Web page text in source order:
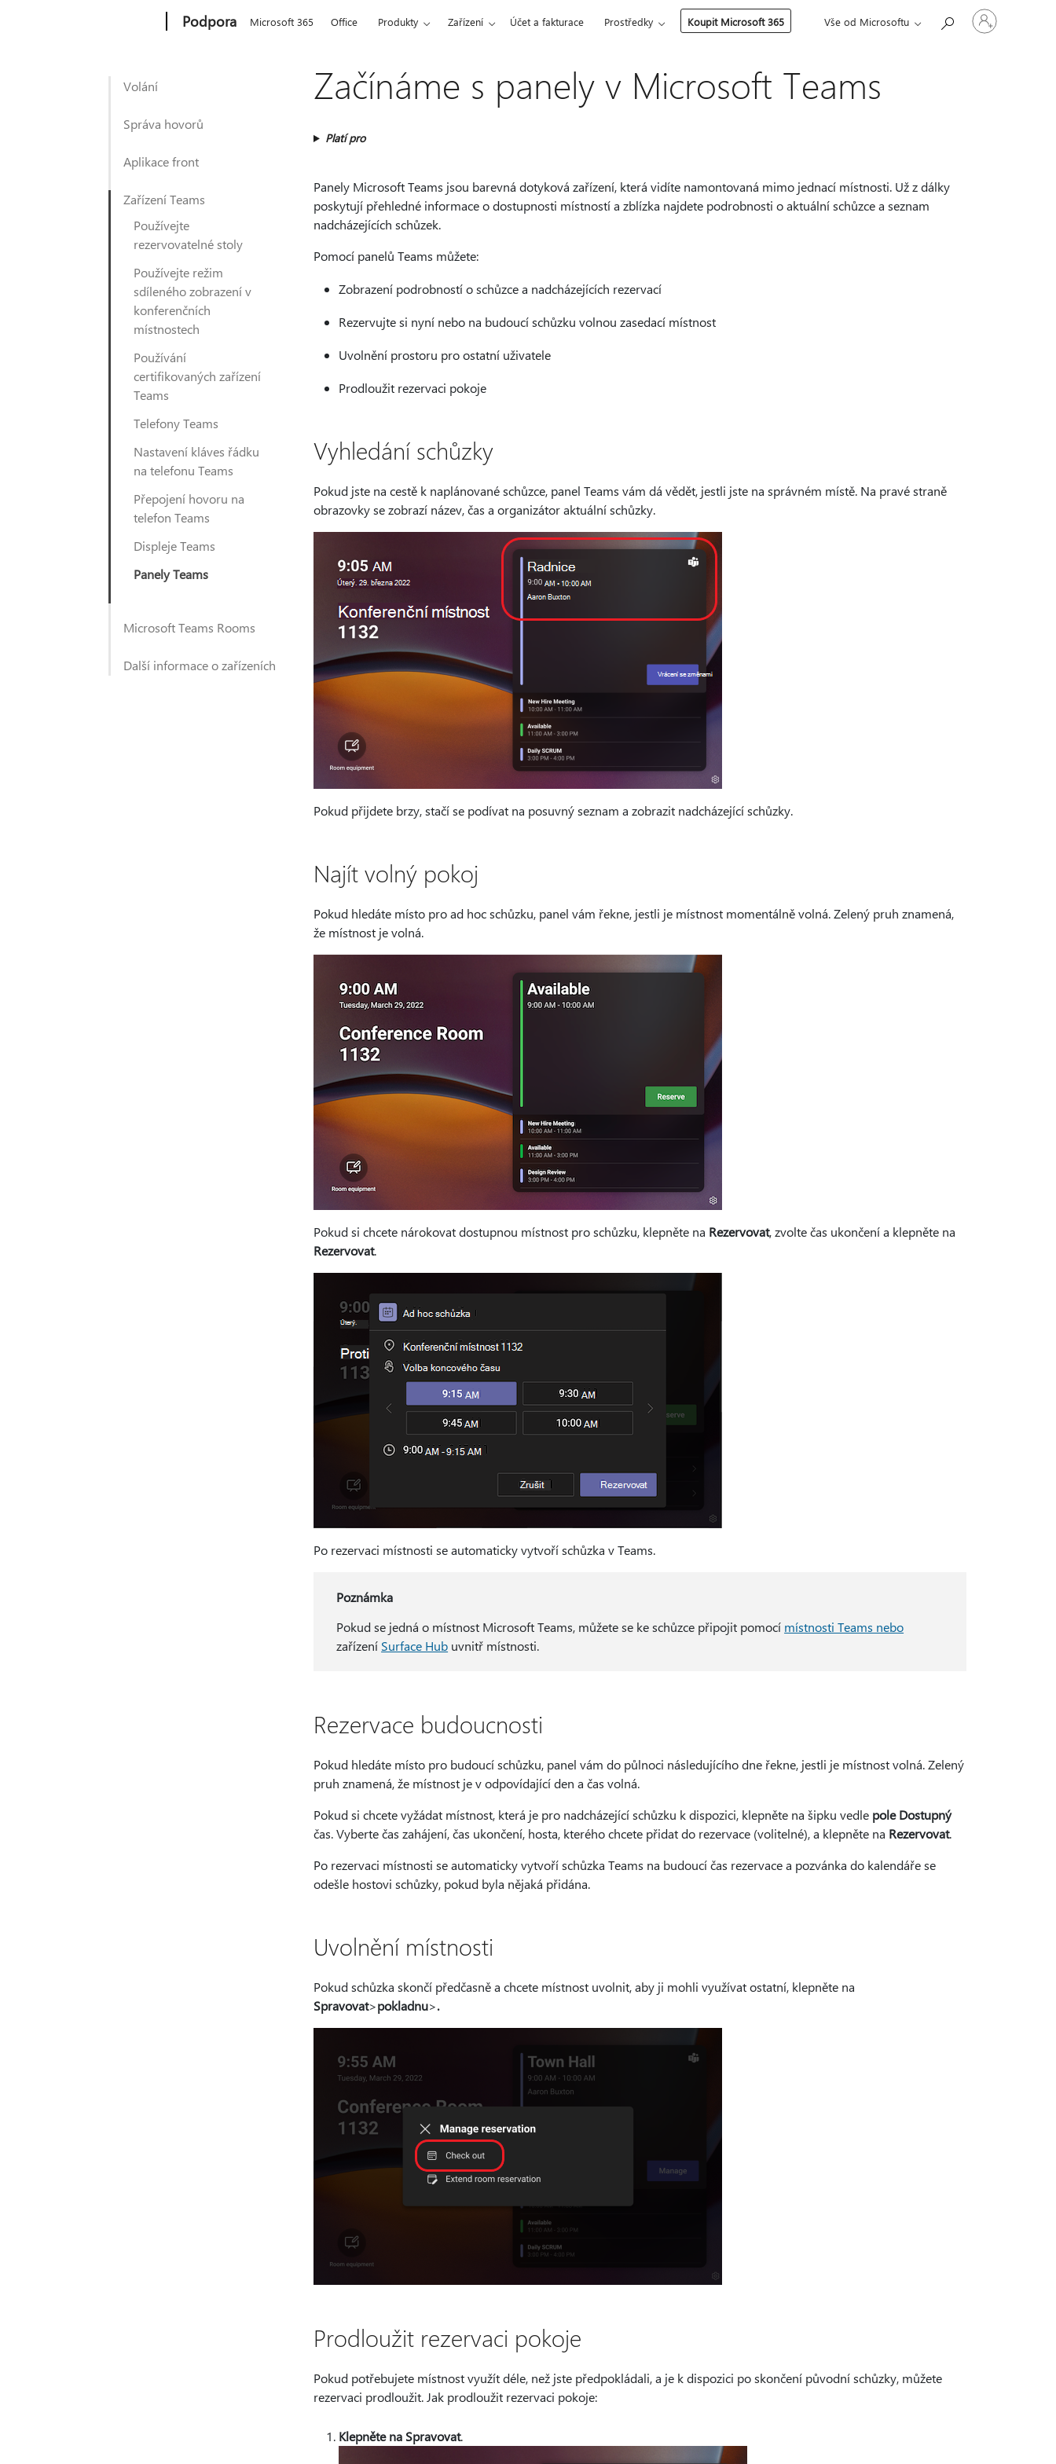
Podpora Microsoft 365 Office Produkty Zařízení Účet a fakturace Prostředky Koupit Microsoft 365 Vše od Microsoftu
Přihlaste
se
Volání
Správa hovorů
Aplikace front
Zařízení Teams
Používejte
rezervovatelné stoly
Používejte režim
sdíleného zobrazení v
konferenčních
místnostech
Používání
certifikovaných zařízení
Teams
Telefony Teams
Nastavení kláves řádku
na telefonu Teams
Přepojení hovoru na
telefon Teams
Displeje Teams
Panely Teams
Microsoft Teams Rooms
Další informace o zařízeních
Začínáme s panely v Microsoft Teams
Platí pro
Panely Microsoft Teams jsou barevná dotyková zařízení, která vidíte namontovaná mimo jednací místnosti. Už z dálky
poskytují přehledné informace o dostupnosti místností a zblízka najdete podrobnosti o aktuální schůzce a seznam
nadcházejících schůzek.
Pomocí panelů Teams můžete:
Zobrazení podrobností o schůzce a nadcházejících rezervací
Rezervujte si nyní nebo na budoucí schůzku volnou zasedací místnost
Uvolnění prostoru pro ostatní uživatele
Prodloužit rezervaci pokoje
Vyhledání schůzky
Pokud jste na cestě k naplánované schůzce, panel Teams vám dá vědět, jestli jste na správném místě. Na pravé straně
obrazovky se zobrazí název, čas a organizátor aktuální schůzky.
Pokud přijdete brzy, stačí se podívat na posuvný seznam a zobrazit nadcházející schůzky.
Najít volný pokoj
Pokud hledáte místo pro ad hoc schůzku, panel vám řekne, jestli je místnost momentálně volná. Zelený pruh znamená,
že místnost je volná.
Pokud si chcete nárokovat dostupnou místnost pro schůzku, klepněte na Rezervovat, zvolte čas ukončení a klepněte na
Rezervovat.
Po rezervaci místnosti se automaticky vytvoří schůzka v Teams.
Poznámka
Pokud se jedná o místnost Microsoft Teams, můžete se ke schůzce připojit pomocí místnosti Teams nebo
zařízení Surface Hub uvnitř místnosti.
Rezervace budoucnosti
Pokud hledáte místo pro budoucí schůzku, panel vám do půlnoci následujícího dne řekne, jestli je místnost volná. Zelený
pruh znamená, že místnost je v odpovídající den a čas volná.
Pokud si chcete vyžádat místnost, která je pro nadcházející schůzku k dispozici, klepněte na šipku vedle pole Dostupný
čas. Vyberte čas zahájení, čas ukončení, hosta, kterého chcete přidat do rezervace (volitelné), a klepněte na Rezervovat.
Po rezervaci místnosti se automaticky vytvoří schůzka Teams na budoucí čas rezervace a pozvánka do kalendáře se
odešle hostovi schůzky, pokud byla nějaká přidána.
Uvolnění místnosti
Pokud schůzka skončí předčasně a chcete místnost uvolnit, aby ji mohli využívat ostatní, klepněte na
Spravovat>pokladnu>.
Prodloužit rezervaci pokoje
Pokud potřebujete místnost využít déle, než jste předpokládali, a je k dispozici po skončení původní schůzky, můžete
rezervaci prodloužit. Jak prodloužit rezervaci pokoje:
Klepněte na Spravovat.